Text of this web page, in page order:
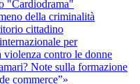
"Cardiodrama"
della criminalità
cittadino
per
contro le donne
Note sulla formazione
commerce”»